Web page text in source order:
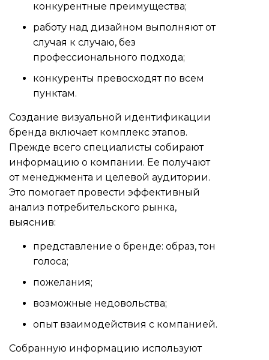
конкурентные преимущества;
работу над дизайном выполняют от
случая к случаю, без
профессионального подхода;
конкуренты превосходят по всем
пунктам.
Создание визуальной идентификации
бренда включает комплекс этапов.
Прежде всего специалисты собирают
информацию о компании. Ее получают
от менеджмента и целевой аудитории.
Это помогает провести эффективный
анализ потребительского рынка,
выяснив:
представление о бренде: образ, тон
голоса;
пожелания;
возможные недовольства;
опыт взаимодействия с компанией.
Собранную информацию используют